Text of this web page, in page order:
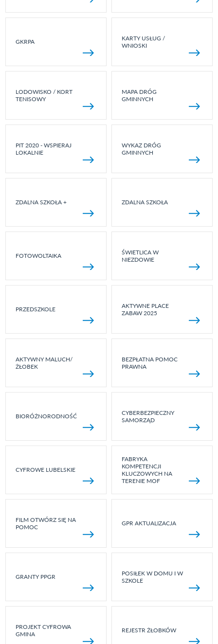
GKRPA
KARTY USŁUG /
WNIOSKI
LODOWISKO / KORT
TENISOWY
MAPA DRÓG
GMINNYCH
PIT 2020 - WSPIERAJ
LOKALNIE
WYKAZ DRÓG
GMINNYCH
ZDALNA SZKOŁA + ZDALNA SZKOŁA
FOTOWOLTAIKA
ŚWIETLICA W
NIEZDOWIE
PRZEDSZKOLE
AKTYWNE PLACE
ZABAW 2025
AKTYWNY MALUCH/
ŻŁOBEK
BEZPŁATNA POMOC
PRAWNA
BIORÓŻNORODNOŚĆ
CYBERBEZPIECZNY
SAMORZĄD
CYFROWE LUBELSKIE
FABRYKA
KOMPETENCJI
KLUCZOWYCH NA
TERENIE MOF
FILM OTWÓRZ SIĘ NA
POMOC
GPR AKTUALIZACJA
GRANTY PPGR
POSIŁEK W DOMU I W
SZKOLE
PROJEKT CYFROWA
GMINA
REJESTR ŻŁOBKÓW